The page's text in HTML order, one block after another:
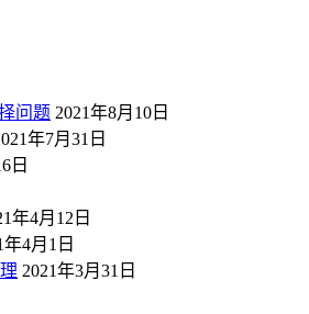
问题 2021年8月10日
年7月31日
日
年4月12日
年4月1日
2021年3月31日